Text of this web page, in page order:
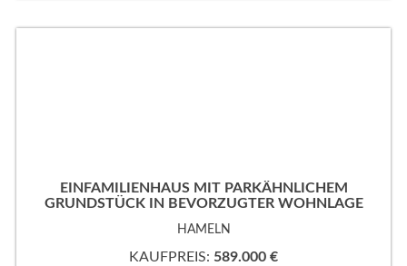
EINFAMILIENHAUS MIT PARKÄHNLICHEM
GRUNDSTÜCK IN BEVORZUGTER WOHNLAGE
HAMELN
KAUFPREIS: 589.000 €